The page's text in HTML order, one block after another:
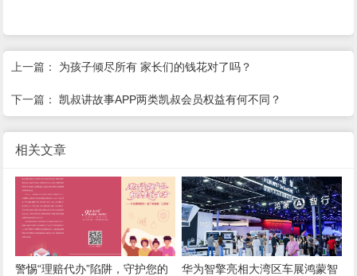
上一篇： 为孩子倾尽所有 家长们的钱花对了吗？
下一篇：凯叔讲故事APP两类凯叔会员权益有何不同？
相关文章
警惕“理赔代办”陷阱，守护您的
华为智擎亮相大湾区车展鸿蒙智